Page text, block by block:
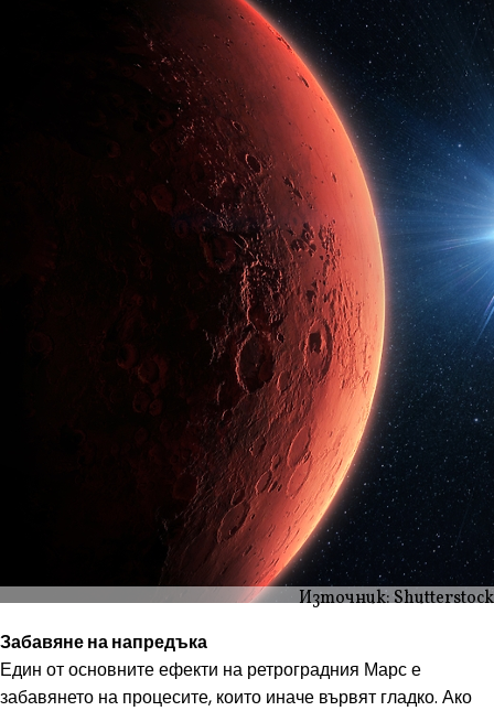
Източник: Shutterstock
Забавяне на напредъка
Един от основните ефекти на ретроградния Марс е
забавянето на процесите, които иначе вървят гладко. Ако